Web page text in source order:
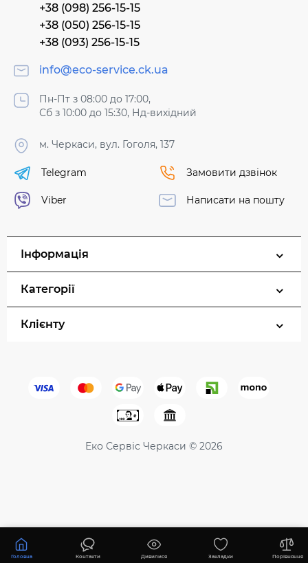
Головна Контакти Дивилися Закладки Порівняння
15356 ₴ Купити
+38 (098) 256-15-15
+38 (050) 256-15-15
+38 (093) 256-15-15
info@eco-service.ck.ua
Пн-Пт з 08:00 до 17:00,
Сб з 10:00 до 15:30, Нд-вихідний
м. Черкаси, вул. Гоголя, 137
Telegram
Viber
Замовити дзвінок
Написати на пошту
Інформація
Категорії
Клієнту
Еко Сервіс Черкаси © 2026